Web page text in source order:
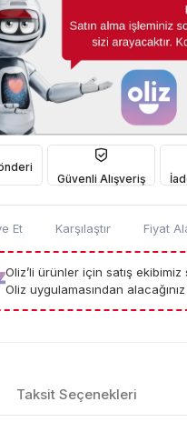
Güvenli Alışveriş
Et Karşılaştır Fiyat
Oliz’li ürünler için satış
Oliz uygulamasından
Taksit Seçenekleri